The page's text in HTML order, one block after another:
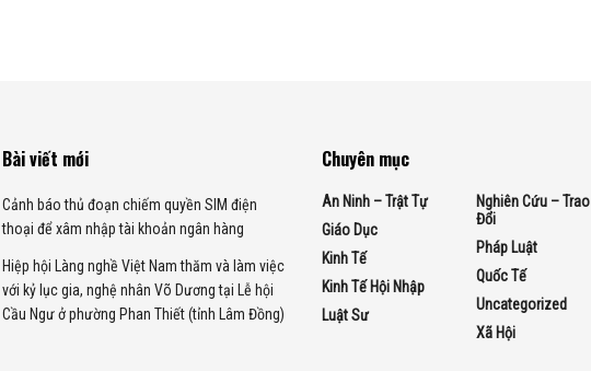
Bài viết mới
Cảnh báo thủ đoạn chiếm quyền SIM điện
thoại để xâm nhập tài khoản ngân hàng
Hiệp hội Làng nghề Việt Nam thăm và làm việc
với kỷ lục gia, nghệ nhân Võ Dương tại Lễ hội
Cầu Ngư ở phường Phan Thiết (tỉnh Lâm Đồng)
Chuyên mục
An Ninh – Trật Tự
Giáo Dục
Kinh Tế
Kinh Tế Hội Nhập
Luật Sư
Nghiên Cứu – Trao
Đổi
Pháp Luật
Quốc Tế
Uncategorized
Xã Hội